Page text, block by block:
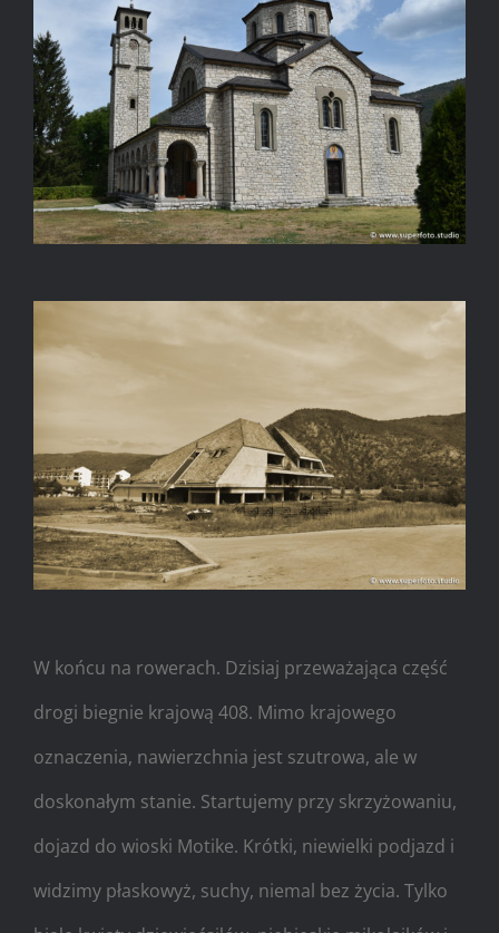
W końcu na rowerach. Dzisiaj przeważająca część
drogi biegnie krajową 408. Mimo krajowego
oznaczenia, nawierzchnia jest szutrowa, ale w
doskonałym stanie. Startujemy przy skrzyżowaniu,
dojazd do wioski Motike. Krótki, niewielki podjazd i
widzimy płaskowyż, suchy, niemal bez życia. Tylko